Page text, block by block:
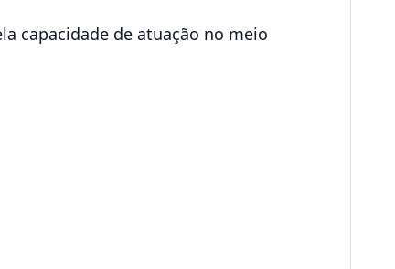
capacidade de atuação no meio